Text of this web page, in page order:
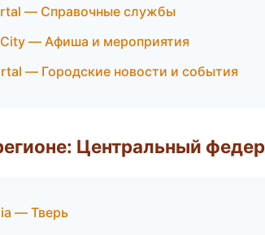
— Справочные службы
— Афиша и мероприятия
— Городские новости и события
Центральный
— Тверь